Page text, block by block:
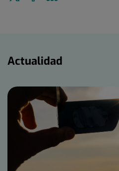
Actualidad